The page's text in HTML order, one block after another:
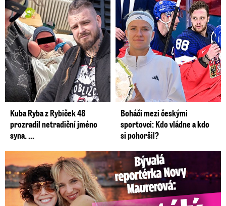
Kuba Ryba z Rybiček 48
prozradil netradiční jméno
syna. ...
Boháči mezi českými
sportovci: Kdo vládne a kdo
si pohoršil?
Bývalá reportérka Novy Maurerová: Neustálý boj o lásku s ...